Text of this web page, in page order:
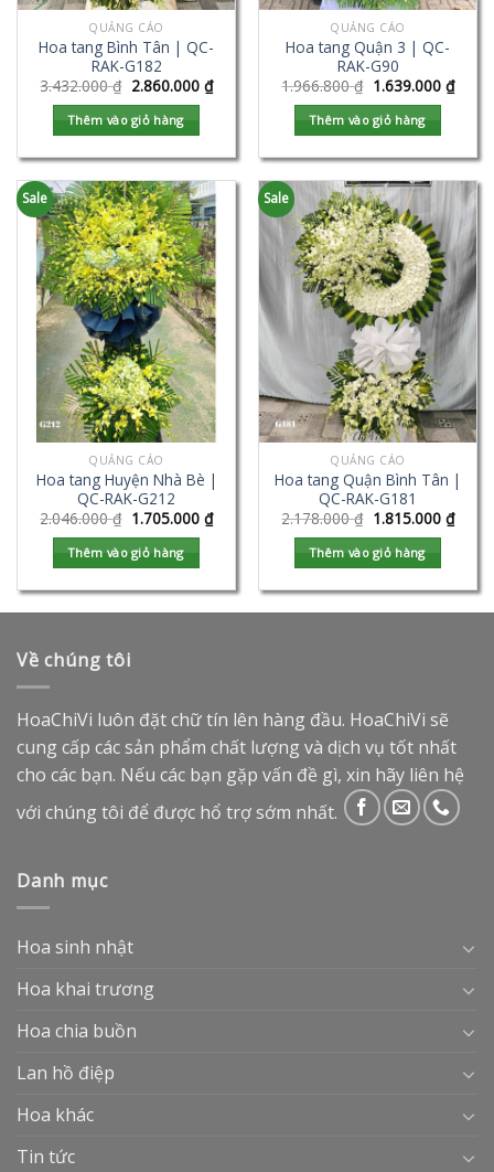
QUẢNG CÁO
Hoa tang Bình Tân | QC-
RAK-G182
3.432.000₫ 2.860.000 ₫
Thêm vào giỏ hàng
QUẢNG CÁO
Hoa tang Quận 3 | QC-
RAK-G90
1.966.800₫ 1.639.000 ₫
Thêm vào giỏ hàng
Sale
QUẢNG CÁO
Hoa tang Huyện Nhà Bè |
QC-RAK-G212
2.046.000₫ 1.705.000 ₫
Thêm vào giỏ hàng
Sale
QUẢNG CÁO
Hoa tang Quận Bình Tân |
QC-RAK-G181
2.178.000₫ 1.815.000 ₫
Thêm vào giỏ hàng
Về chúng tôi
HoaChiVi luôn đặt chữ tín lên hàng đầu. HoaChiVi sẽ
cung cấp các sản phẩm chất lượng và dịch vụ tốt nhất
cho các bạn. Nếu các bạn gặp vấn đề gì, xin hãy liên hệ
với chúng tôi để được hổ trợ sớm nhất.
Danh mục
Hoa sinh nhật
Hoa khai trương
Hoa chia buồn
Lan hồ điệp
Hoa khác
Tin tức